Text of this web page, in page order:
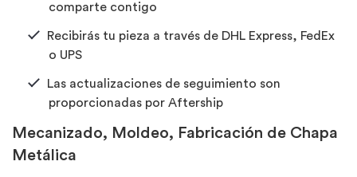
comparte contigo
Recibirás tu pieza a través de DHL Express, FedEx
o UPS
Las actualizaciones de seguimiento son
proporcionadas por Aftership
Mecanizado, Moldeo, Fabricación de Chapa
Metálica